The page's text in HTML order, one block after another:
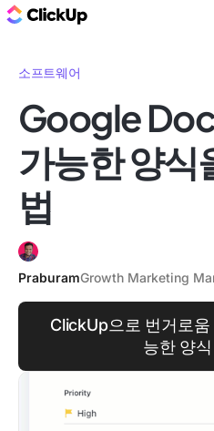
소프트웨어
Google
가능한 양식
법
PraburamGrowth Marketing
ClickUp으로 번거로
능한 양